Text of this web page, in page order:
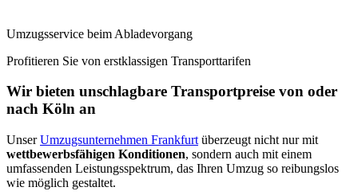
Umzugsservice beim Abladevorgang
Profitieren Sie von erstklassigen Transporttarifen
Wir bieten unschlagbare Transportpreise von oder
nach Köln an
UnserUmzugsunternehmen Frankfurt überzeugt nicht nur mit
wettbewerbsfähigen Konditionen, sondern auch mit einem
umfassenden Leistungsspektrum, das Ihren Umzug so reibungslos
wie möglich gestaltet.